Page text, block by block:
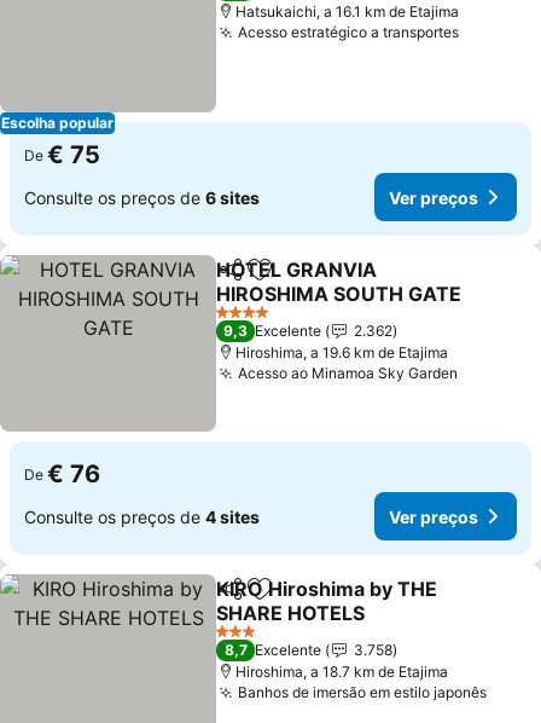
Escolha popular
Hatsukaichi, a 16.1 km de Etajima
Acesso estratégico a transportes
De € 75
Consulte os preços de 6 sites Ver preços
PartilharAdicionar aos favoritos
HOTEL GRANVIA
HIROSHIMA SOUTH GATE
4 Estrelas
9,3 Excelente
2.362
Hiroshima, a 19.6 km de Etajima
Acesso ao Minamoa Sky Garden
De € 76
Consulte os preços de 4 sites Ver preços
PartilharAdicionar aos favoritos
KIRO Hiroshima by THE
SHARE HOTELS
3 Estrelas
8,7 Excelente
3.758
Hiroshima, a 18.7 km de Etajima
Banhos de imersão em estilo japonês